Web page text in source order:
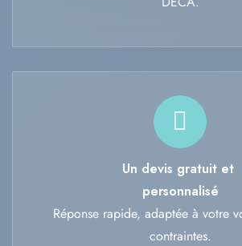
Un devis gratuit et
personnalisé
Réponse rapide, adaptée à votre
contraintes.